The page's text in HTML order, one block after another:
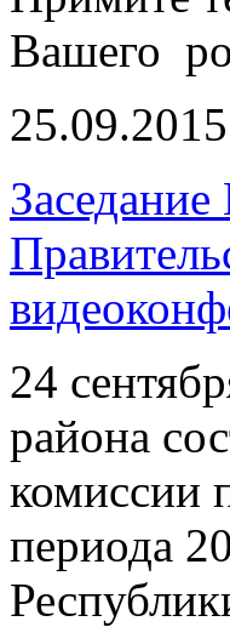
Вашего
25.09.2015
24
района
комиссии
периода